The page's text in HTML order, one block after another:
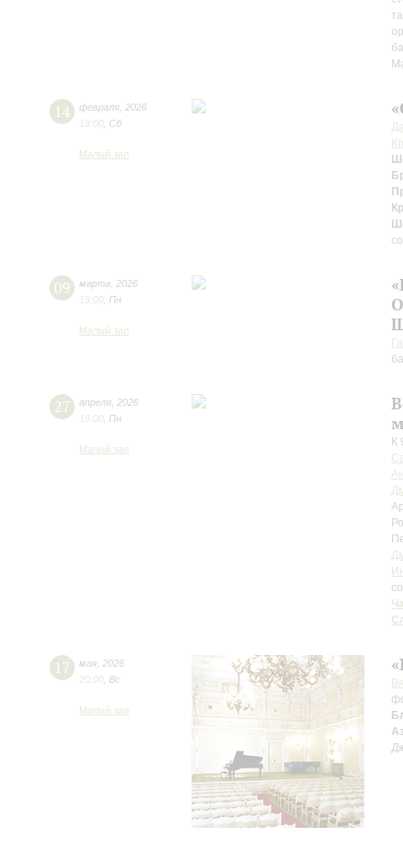
14 февраля 2026
19:00 Сб
Малый зал
09 марта
2026
19:00 Пн
Малый зал
27 апреля 2026
19:00 Пн
Малый зал
К
17 мая 2026
20:00 Вс
Малый зал